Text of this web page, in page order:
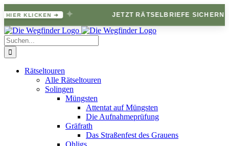
KLICKEN ➔ ✦ JETZT RÄTSELBRIEFE SICHERN –
Zum
Inhalt
springen
Suche
nach:
Rätseltouren
Alle Rätseltouren
Solingen
Müngsten
Attentat auf Müngsten
Die Aufnahmeprüfung
Gräfrath
Das Straßenfest des Grauens
Ohligs